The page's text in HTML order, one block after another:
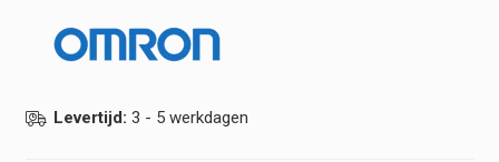
Levertijd: 3 - 5 werkdagen